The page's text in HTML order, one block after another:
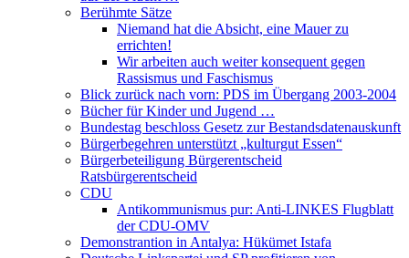
Berühmte Sätze
Niemand hat die Absicht, eine Mauer zu
errichten!
Wir arbeiten auch weiter konsequent gegen
Rassismus und Faschismus
Blick zurück nach vorn: PDS im Übergang 2003-2004
Bücher für Kinder und Jugend …
Bundestag beschloss Gesetz zur Bestandsdatenauskunft
Bürgerbegehren unterstützt „kulturgut Essen“
Bürgerbeteiligung Bürgerentscheid
Ratsbürgerentscheid
CDU
Antikommunismus pur: Anti-LINKES Flugblatt
der CDU-OMV
Demonstrantion in Antalya: Hükümet Istafa